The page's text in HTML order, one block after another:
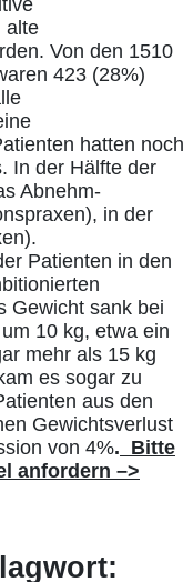
alte
Von den 1510
423 (28%)
hatten noch
In der Hälfte der
Abnehm-
in der
Patienten in den
Gewicht sank bei
10 kg, etwa ein
mehr als 15 kg
es sogar zu
aus den
Gewichtsverlust
von 4%. Bitte
anfordern –>